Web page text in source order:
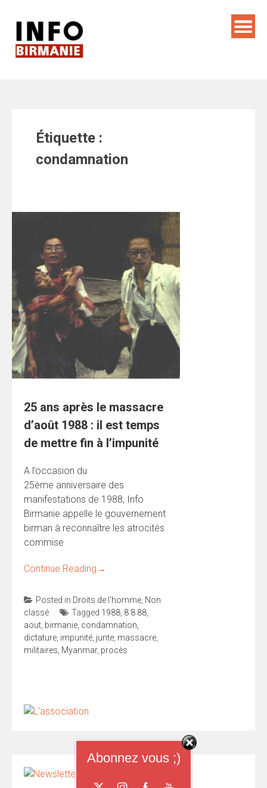
Étiquette :
condamnation
25 ans après le massacre
d’août 1988 : il est temps
de mettre fin à l’impunité
A l’occasion du
25ème anniversaire des
manifestations de 1988, Info
Birmanie appelle le gouvernement
birman à reconnaître les atrocités
commise
Continue Reading →
Posted in Droits de l'homme Non
classé
Tagged 1988 8 8 88
aout birmanie condamnation
dictature impunité junte massacre
militaires Myanmar, procès
Abonnez vous ;)